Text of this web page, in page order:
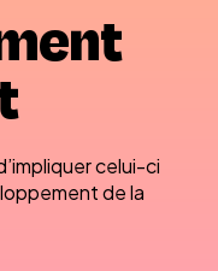
celui-ci
de la